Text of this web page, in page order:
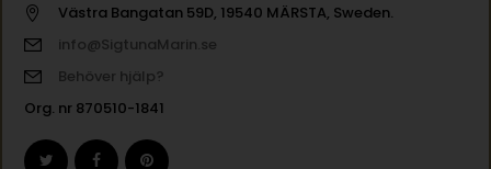
Västra Bangatan 59D, 19540 MÄRSTA, Sweden.
info@SigtunaMarin.se
Behöver hjälp?
Org. nr 870510-1841